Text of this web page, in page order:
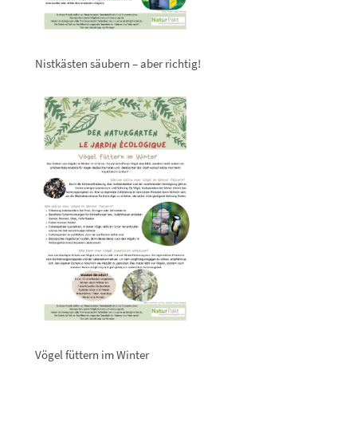
Nistkästen säubern – aber richtig!
Vögel füttern im Winter